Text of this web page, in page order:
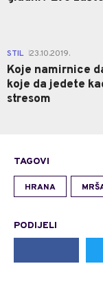
STIL 23.10.2019.
Koje namirnice
koje da jedete
stresom
TAGOVI
HRANA
PODIJELI